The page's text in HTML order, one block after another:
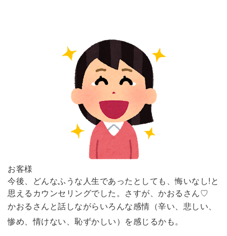
お客様
今後、どんなふうな人生であったとしても、悔いなし!と
思えるカウンセリングでした。さすが、かおるさん♡
かおるさんと話しながらいろんな感情（辛い、悲しい、
惨め、情けない、恥ずかしい）を感じるかも。